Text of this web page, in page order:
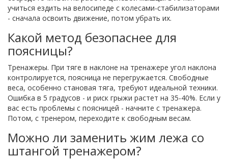
учиться ездить на велосипеде с колесами-стабилизаторами
- сначала освоить движение, потом убрать их.
Какой метод безопаснее для
поясницы?
Тренажеры. При тяге в наклоне на тренажере угол наклона
контролируется, поясница не перегружается. Свободные
веса, особенно становая тяга, требуют идеальной техники.
Ошибка в 5 градусов - и риск грыжи растет на 35-40%. Если у
вас есть проблемы с поясницей - начните с тренажера.
Потом, с тренером, переходите к свободным весам.
Можно ли заменить жим лежа со
штангой тренажером?